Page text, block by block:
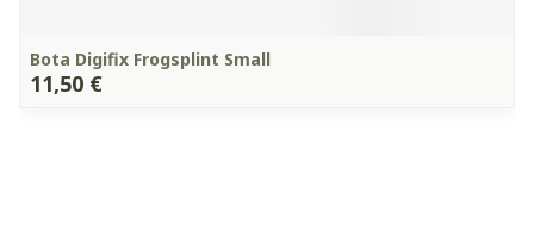
Bota Digifix Frogsplint Small
11,50 €